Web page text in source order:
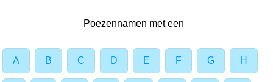
Poezennamen met een
A B C D E F G H